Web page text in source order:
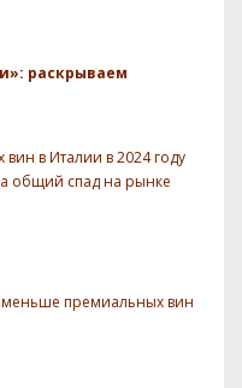
раскрываем
в Италии в 2024 году
общий спад на рынке
премиальных вин